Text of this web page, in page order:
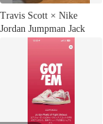
Travis Scott × Nike
Jordan Jumpman Jack